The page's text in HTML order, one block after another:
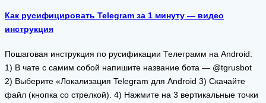
Как русифицировать Telegram за 1 минуту — видео
инструкция
Пошаговая инструкция по русификации Телеграмм на Android:
1) В чате с самим собой напишите название бота — @tgrusbot
2) Выберите «Локализация Telegram для Android 3) Скачайте
файл (кнопка со стрелкой). 4) Нажмите на 3 вертикальные точки